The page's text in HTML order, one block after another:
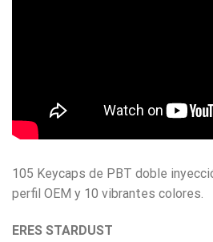
105 Keycaps de PBT doble
perfil OEM y 10 vibrantes colores.
ERES STARDUST